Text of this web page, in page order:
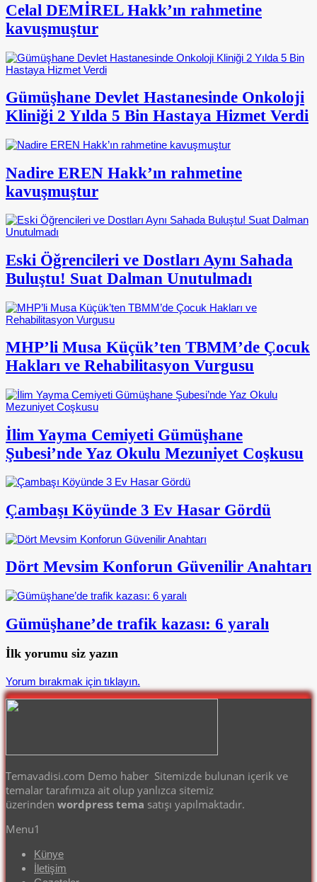
Celal DEMİREL Hakk’ın rahmetine
kavuşmuştur
Gümüşhane Devlet Hastanesinde Onkoloji
Kliniği 2 Yılda 5 Bin Hastaya Hizmet Verdi
Nadire EREN Hakk’ın rahmetine
kavuşmuştur
Eski Öğrencileri ve Dostları Aynı Sahada
Buluştu! Suat Dalman Unutulmadı
MHP’li Musa Küçük’ten TBMM’de Çocuk
Hakları ve Rehabilitasyon Vurgusu
İlim Yayma Cemiyeti Gümüşhane
Şubesi’nde Yaz Okulu Mezuniyet Coşkusu
Çambaşı Köyünde 3 Ev Hasar Gördü
Dört Mevsim Konforun Güvenilir Anahtarı
Gümüşhane’de trafik kazası: 6 yaralı
İlk yorumu siz yazın
Yorum bırakmak için tıklayın.
Temavadisi.com Demo haber Sitemizde bulunan içerik ve
temalar tarafımıza ait olup yanlızca sitemiz
üzerinden wordpress tema satışı yapılmaktadır.
Menu1
Künye
İletişim